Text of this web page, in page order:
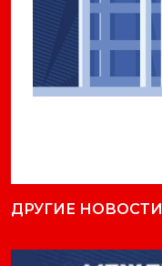
ДРУГИЕ НОВОСТИ